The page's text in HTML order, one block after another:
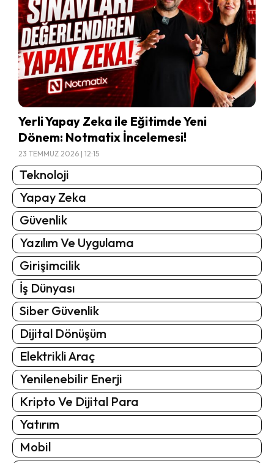
Yerli Yapay Zeka ile Eğitimde Yeni
Dönem: Notmatix İncelemesi!
23 TEMMUZ 2026 | 12:15
Teknoloji
Yapay Zeka
Güvenlik
Yazılım Ve Uygulama
Girişimcilik
İş Dünyası
Siber Güvenlik
Dijital Dönüşüm
Elektrikli Araç
Yenilenebilir Enerji
Kripto Ve Dijital Para
Yatırım
Mobil